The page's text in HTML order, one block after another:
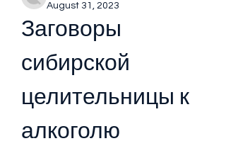
August 31, 2023
Заговоры
сибирской
целительницы к
алкоголю